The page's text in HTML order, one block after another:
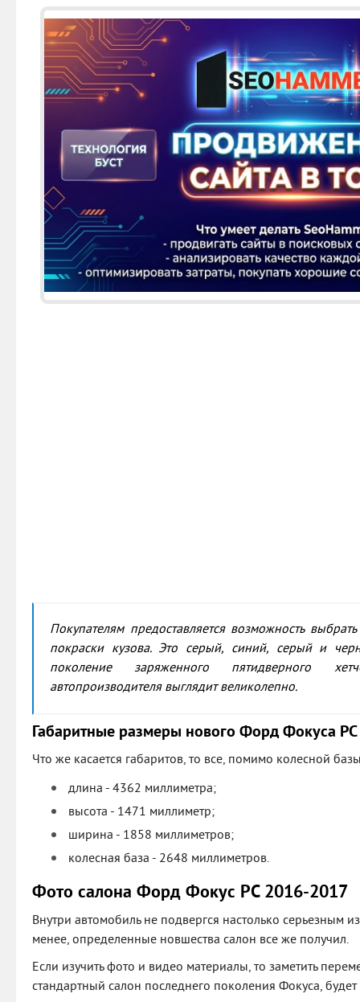
Покупателям предоставляется возможность
покраски кузова. Это серый, синий, серый и
поколение заряженного пятидверного
автопроизводителя выглядит великолепно.
Габаритные размеры нового Форд Фокуса
Что же касается габаритов, то все, помимо колесной
длина - 4362 миллиметра;
высота - 1471 миллиметр;
ширина - 1858 миллиметров;
колесная база - 2648 миллиметров.
Фото салона Форд Фокус РС 2016-2017
Внутри автомобиль не подвергся настолько серьезным
менее, определенные новшества салон все же получил.
Если изучить фото и видео материалы, то заметить
стандартный салон последнего поколения Фокуса,